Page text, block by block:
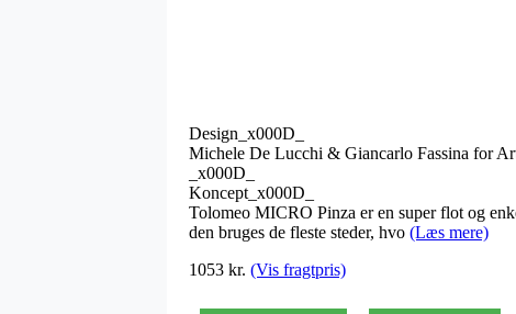
Design_x000D_
Michele De Lucchi & Giancarlo Fassina for
_x000D_
Koncept_x000D_
Tolomeo MICRO Pinza er en super flot og
den bruges de fleste steder, hvo (Læs mere)
1053 kr. (Vis fragtpris)